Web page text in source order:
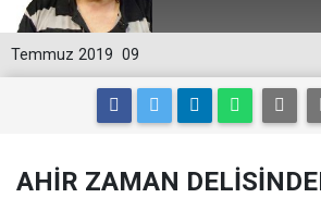
09
Temmuz 2019
AHİR ZAMAN